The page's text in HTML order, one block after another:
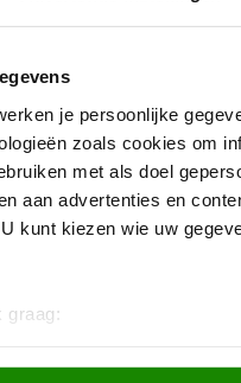
je persoonlijke
zoals cookies om
met als doel
aan advertenties en
kunt kiezen wie uw
graag:
zijn